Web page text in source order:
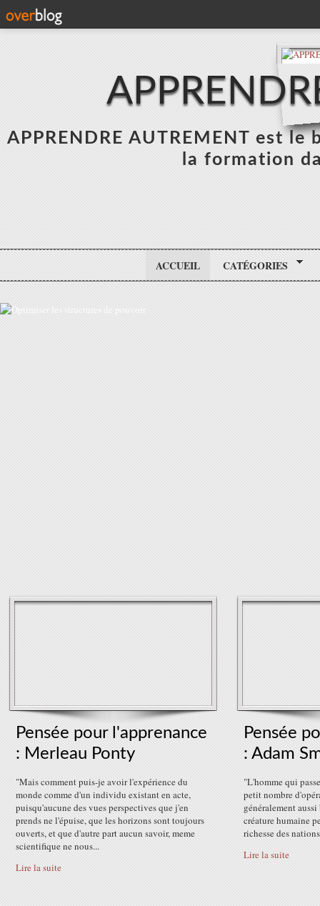
APPRENDRE AUTREMENT est
la formation
ACCUEIL CATÉGORIES
Pensée pour l'apprenance
: Merleau Ponty
"Mais comment puis-je avoir l'expérience du
monde comme d'un individu existant en acte,
puisqu'aucune des vues perspectives que j'en
prends ne l'épuise, que les horizons sont toujours
ouverts, et que d'autre part aucun savoir, meme
scientifique ne nous...
Lire la suite
Pensée
: Adam
"L'homme qui
petit nombre
généralement
créature humaine
richesse des
Lire la suite